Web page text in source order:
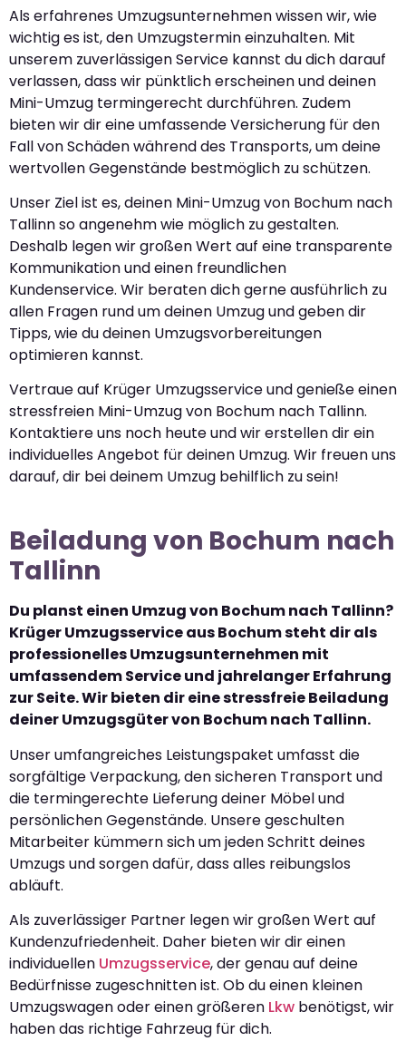
Als erfahrenes Umzugsunternehmen wissen wir, wie
wichtig es ist, den Umzugstermin einzuhalten. Mit
unserem zuverlässigen Service kannst du dich darauf
verlassen, dass wir pünktlich erscheinen und deinen
Mini-Umzug termingerecht durchführen. Zudem
bieten wir dir eine umfassende Versicherung für den
Fall von Schäden während des Transports, um deine
wertvollen Gegenstände bestmöglich zu schützen.
Unser Ziel ist es, deinen Mini-Umzug von Bochum nach
Tallinn so angenehm wie möglich zu gestalten.
Deshalb legen wir großen Wert auf eine transparente
Kommunikation und einen freundlichen
Kundenservice. Wir beraten dich gerne ausführlich zu
allen Fragen rund um deinen Umzug und geben dir
Tipps, wie du deinen Umzugsvorbereitungen
optimieren kannst.
Vertraue auf Krüger Umzugsservice und genieße einen
stressfreien Mini-Umzug von Bochum nach Tallinn.
Kontaktiere uns noch heute und wir erstellen dir ein
individuelles Angebot für deinen Umzug. Wir freuen uns
darauf, dir bei deinem Umzug behilflich zu sein!
Beiladung von Bochum nach
Tallinn
Du planst einen Umzug von Bochum nach Tallinn?
Krüger Umzugsservice aus Bochum steht dir als
professionelles Umzugsunternehmen mit
umfassendem Service und jahrelanger Erfahrung
zur Seite. Wir bieten dir eine stressfreie Beiladung
deiner Umzugsgüter von Bochum nach Tallinn.
Unser umfangreiches Leistungspaket umfasst die
sorgfältige Verpackung, den sicheren Transport und
die termingerechte Lieferung deiner Möbel und
persönlichen Gegenstände. Unsere geschulten
Mitarbeiter kümmern sich um jeden Schritt deines
Umzugs und sorgen dafür, dass alles reibungslos
abläuft.
Als zuverlässiger Partner legen wir großen Wert auf
Kundenzufriedenheit. Daher bieten wir dir einen
individuellen Umzugsservice, der genau auf deine
Bedürfnisse zugeschnitten ist. Ob du einen kleinen
Umzugswagen oder einen größeren Lkw benötigst, wir
haben das richtige Fahrzeug für dich.